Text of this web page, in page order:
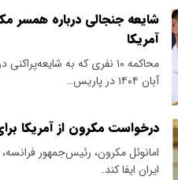
شایعه جنجالی درباره همسر
آمریکا
آبان ۱۴۰۴ در پاریس…
درخواست مکرون از آمریکا
امانوئل مکرون، رئیس‌جمهور
ایران ایفا کند.